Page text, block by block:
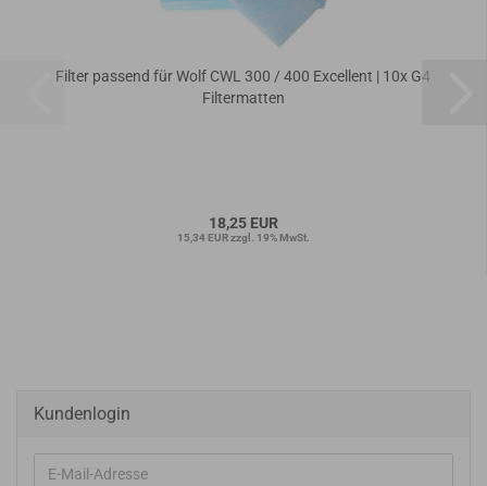
Filter passend für Wolf CWL 300 / 400 Excellent | 10x G4
Filtermatten
18,25 EUR
15,34 EUR zzgl. 19% MwSt.
Kundenlogin
E-